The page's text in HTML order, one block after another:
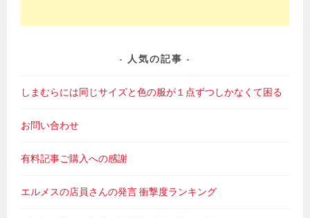
人気の記事
しまむらには同じサイズと色の服が１点ずつしかなくて困る
お問い合わせ
有料記事ご購入への感謝
エルメスの店員さんの発言 衝撃度ランキング